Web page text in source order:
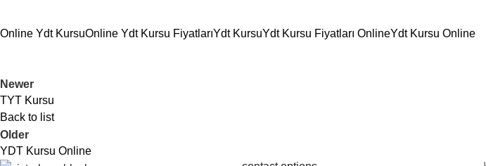
Online Ydt KursuOnline Ydt Kursu FiyatlarıYdt KursuYdt Kursu Fiyatları OnlineYdt Kursu Online
Newer
TYT Kursu
Back to list
Older
YDT Kursu Online